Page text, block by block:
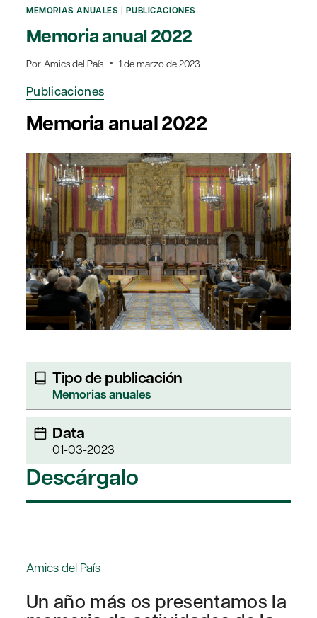
MEMORIAS ANUALES |PUBLICACIONES
Memoria anual 2022
Por Amics del País 1 de marzo de 2023
Publicaciones
Memoria anual 2022
Tipo de publicación
Memorias anuales
Data
01-03-2023
Descárgalo
Amics del País
Un año más os presentamos la